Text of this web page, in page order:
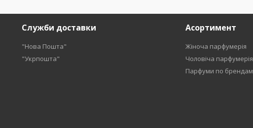
Служби доставки
"Нова Пошта"
"Укрпошта"
Асортимент
Жіноча парфумерія
Чоловіча парфумерія
Парфуми по брендам